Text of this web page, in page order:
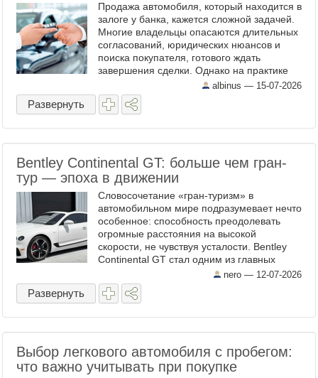
Продажа автомобиля, который находится в
залоге у банка, кажется сложной задачей.
Многие владельцы опасаются длительных
согласований, юридических нюансов и
поиска покупателя, готового ждать
завершения сделки. Однако на практике
существует несколько способов продать
такую машину, и один ...
albinus — 15-07-2026
Развернуть
Bentley Continental GT: больше чем гран-
тур — эпоха в движении
Словосочетание «гран-туризм» в
автомобильном мире подразумевает нечто
особенное: способность преодолевать
огромные расстояния на высокой
скорости, не чувствуя усталости. Bentley
Continental GT стал одним из главных
воплощений этой философии в XXI веке.
Когда в 2003 году на Женевском ...
nero — 12-07-2026
Развернуть
Выбор легкового автомобиля с пробегом:
что важно учитывать при покупке